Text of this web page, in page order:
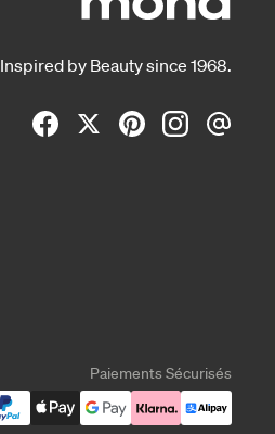
Inspired by Beauty since 1968.
Paiements Sécurisés